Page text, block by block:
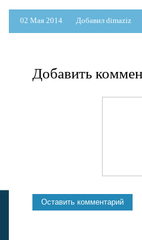
02 Мая 2014 Добавил dimaziz
Добавить